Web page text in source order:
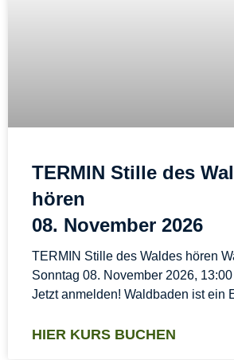
TERMIN Stille des
hören
08. November 2026
TERMIN Stille des Waldes hören
Sonntag 08. November 2026,
Jetzt anmelden! Waldbaden ist ein
HIER KURS BUCHEN